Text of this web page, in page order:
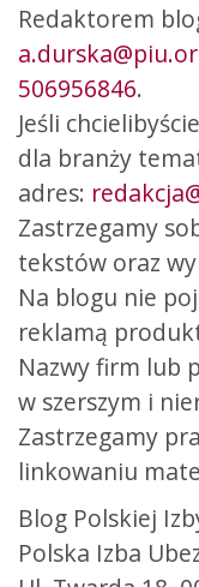
Redaktorem
506956846.
Jeśli
dla branży
adres:
Zastrzegamy
tekstów oraz
Na blogu nie
reklamą
Nazwy firm lub
w szerszym i
Zastrzegamy
linkowaniu
Blog Polskiej
Polska Izba